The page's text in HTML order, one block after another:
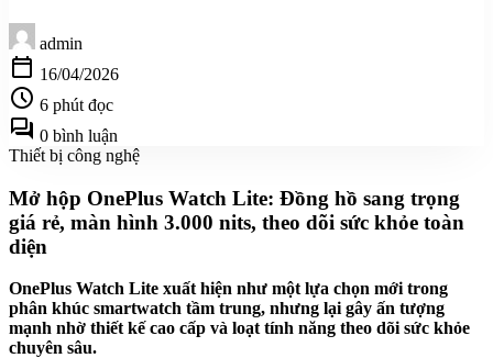
admin
calendar_today 16/04/2026
schedule 6 phút đọc
forum 0 bình luận
Thiết bị công nghệ
Mở hộp OnePlus Watch Lite: Đồng hồ sang trọng
giá rẻ, màn hình 3.000 nits, theo dõi sức khỏe toàn
diện
OnePlus Watch Lite xuất hiện như một lựa chọn mới trong
phân khúc smartwatch tầm trung, nhưng lại gây ấn tượng
mạnh nhờ thiết kế cao cấp và loạt tính năng theo dõi sức khỏe
chuyên sâu.